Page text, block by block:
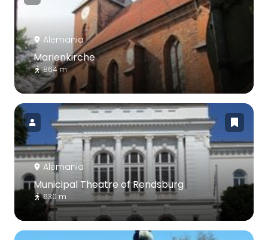
Alemania
Marienkirche
864 m
Alemania
Municipal Theatre of Rendsburg
630 m